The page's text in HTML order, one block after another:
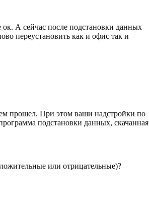
ок. А сейчас после подстановки данных
переустановить как и офис так и
прошел. При этом ваши надстройки по
подстановки данных, скачанная
или отрицательные)?